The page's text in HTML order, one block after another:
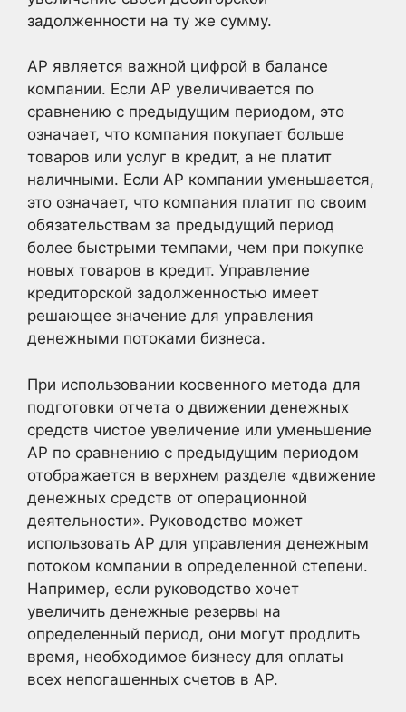
задолженности на ту же сумму.
AP является важной цифрой в балансе
компании. Если AP увеличивается по
сравнению с предыдущим периодом, это
означает, что компания покупает больше
товаров или услуг в кредит, а не платит
наличными. Если AP компании уменьшается,
это означает, что компания платит по своим
обязательствам за предыдущий период
более быстрыми темпами, чем при покупке
новых товаров в кредит. Управление
кредиторской задолженностью имеет
решающее значение для управления
денежными потоками бизнеса.
При использовании косвенного метода для
подготовки отчета о движении денежных
средств чистое увеличение или уменьшение
AP по сравнению с предыдущим периодом
отображается в верхнем разделе «движение
денежных средств от операционной
деятельности». Руководство может
использовать AP для управления денежным
потоком компании в определенной степени.
Например, если руководство хочет
увеличить денежные резервы на
определенный период, они могут продлить
время, необходимое бизнесу для оплаты
всех непогашенных счетов в AP.